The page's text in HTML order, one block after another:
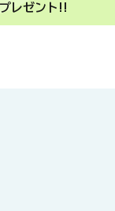
レゼント!!